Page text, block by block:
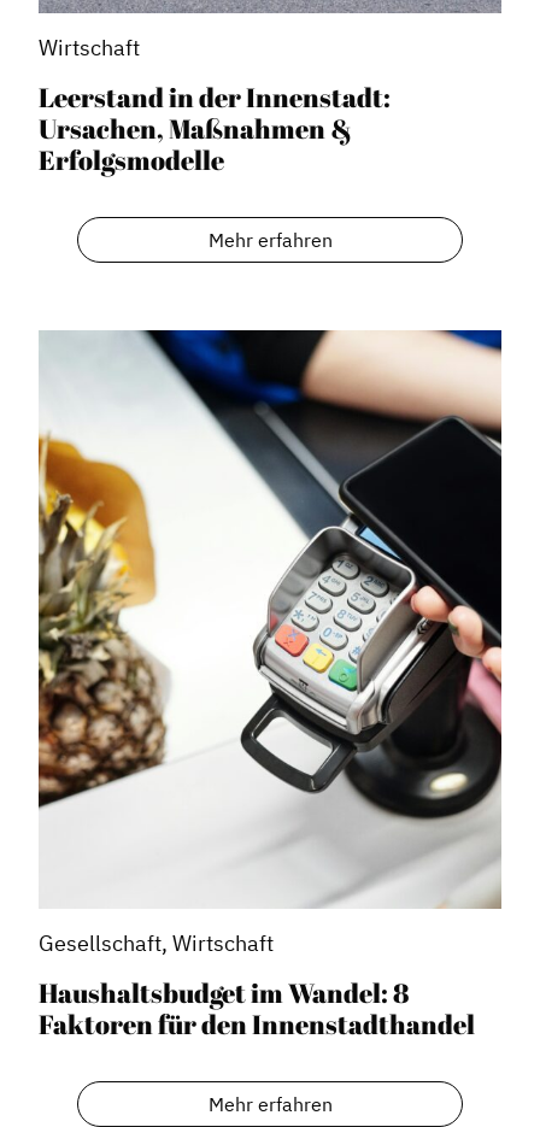
Wirtschaft
Leerstand in der Innenstadt:
Ursachen, Maßnahmen &
Erfolgsmodelle
Mehr erfahren
Gesellschaft, Wirtschaft
Haushaltsbudget im Wandel: 8
Faktoren für den Innenstadthandel
Mehr erfahren